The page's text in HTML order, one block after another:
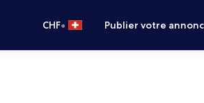
CHF• Publier votre